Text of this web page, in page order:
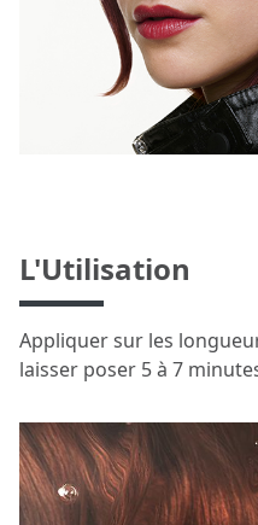
L'Utilisation
Appliquer sur les
laisser poser 5 à 7